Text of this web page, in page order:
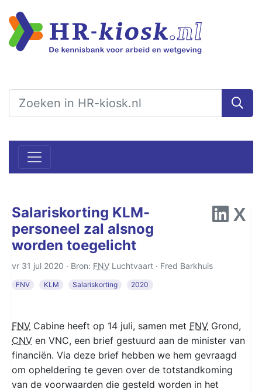
Salariskorting KLM-
personeel zal alsnog
worden toegelicht
vr 31 jul 2020 · Bron: FNV Luchtvaart · Fred Barkhuis
FNV KLM Salariskorting 2020
FNV Cabine heeft op 14 juli, samen met FNV Grond,
CNV en VNC, een brief gestuurd aan de minister van
financiën. Via deze brief hebben we hem gevraagd
om opheldering te geven over de totstandkoming
van de voorwaarden die gesteld worden in het